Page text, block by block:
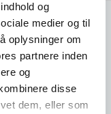
og
medier og til
oplysninger om
partnere inden
og
disse
dem, eller som
for